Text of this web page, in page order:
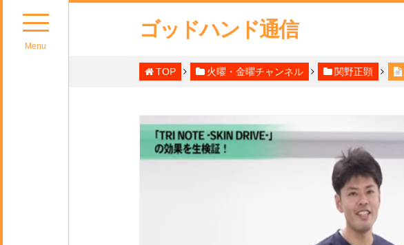
Menu
ゴッドハンド通信
TOP 火曜・金曜チャンネル 関野正顕